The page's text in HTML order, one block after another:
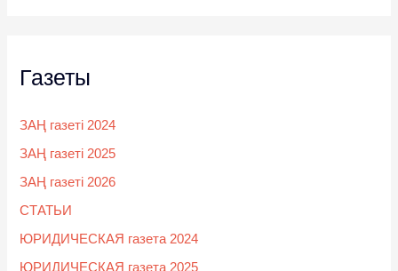
Газеты
ЗАҢ газеті 2024
ЗАҢ газеті 2025
ЗАҢ газеті 2026
СТАТЬИ
ЮРИДИЧЕСКАЯ газета 2024
ЮРИДИЧЕСКАЯ газета 2025